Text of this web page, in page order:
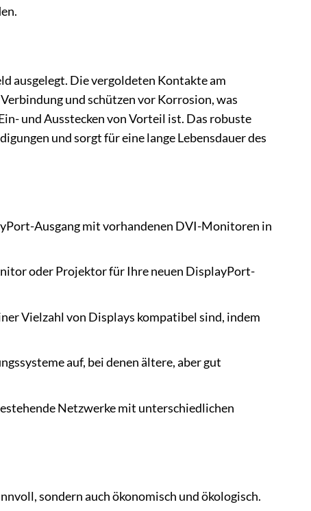
ausgelegt. Die vergoldeten Kontakte am
und schützen vor Korrosion, was
und Ausstecken von Vorteil ist. Das robuste
und sorgt für eine lange Lebensdauer des
Ausgang mit vorhandenen DVI-Monitoren in
oder Projektor für Ihre neuen DisplayPort-
Vielzahl von Displays kompatibel sind, indem
auf, bei denen ältere, aber gut
Netzwerke mit unterschiedlichen
sondern auch ökonomisch und ökologisch.